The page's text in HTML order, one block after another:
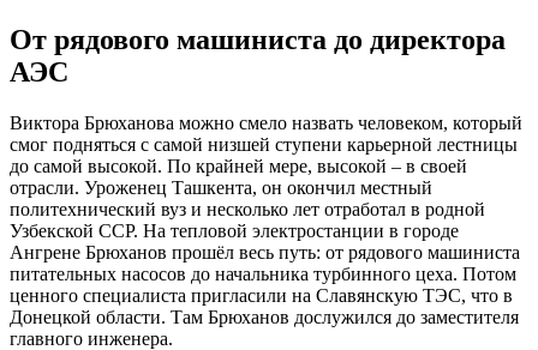
От рядового машиниста до директора
АЭС
Виктора Брюханова можно смело назвать человеком, который
смог подняться с самой низшей ступени карьерной лестницы
до самой высокой. По крайней мере, высокой – в своей
отрасли. Уроженец Ташкента, он окончил местный
политехнический вуз и несколько лет отработал в родной
Узбекской ССР. На тепловой электростанции в городе
Ангрене Брюханов прошёл весь путь: от рядового машиниста
питательных насосов до начальника турбинного цеха. Потом
ценного специалиста пригласили на Славянскую ТЭС, что в
Донецкой области. Там Брюханов дослужился до заместителя
главного инженера.